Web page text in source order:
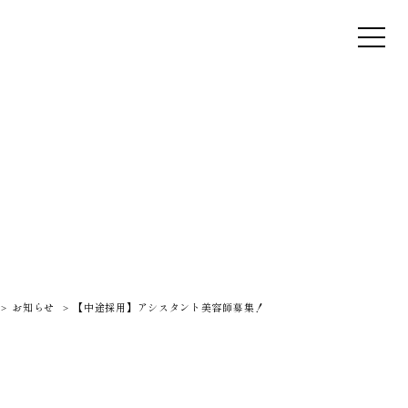
お知らせ 【中途採用】アシスタント美容師募集！